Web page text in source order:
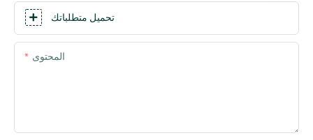
تحميل متطلباتك
المحتوى